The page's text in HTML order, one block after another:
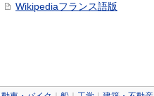
Wikipediaフランス語版